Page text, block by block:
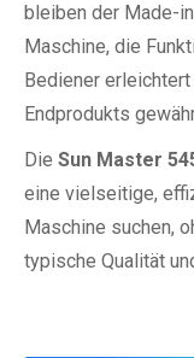
bleiben der Made-
Maschine, die
Bediener
Endprodukts
Die Sun Master
eine vielseitige,
Maschine suchen,
typische Qualität